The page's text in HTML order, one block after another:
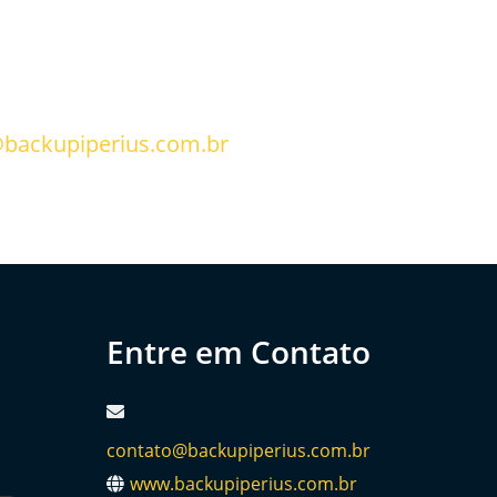
Entre em Contato
contato@backupiperius.com.br
www.backupiperius.com.br